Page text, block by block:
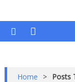
Home > Posts